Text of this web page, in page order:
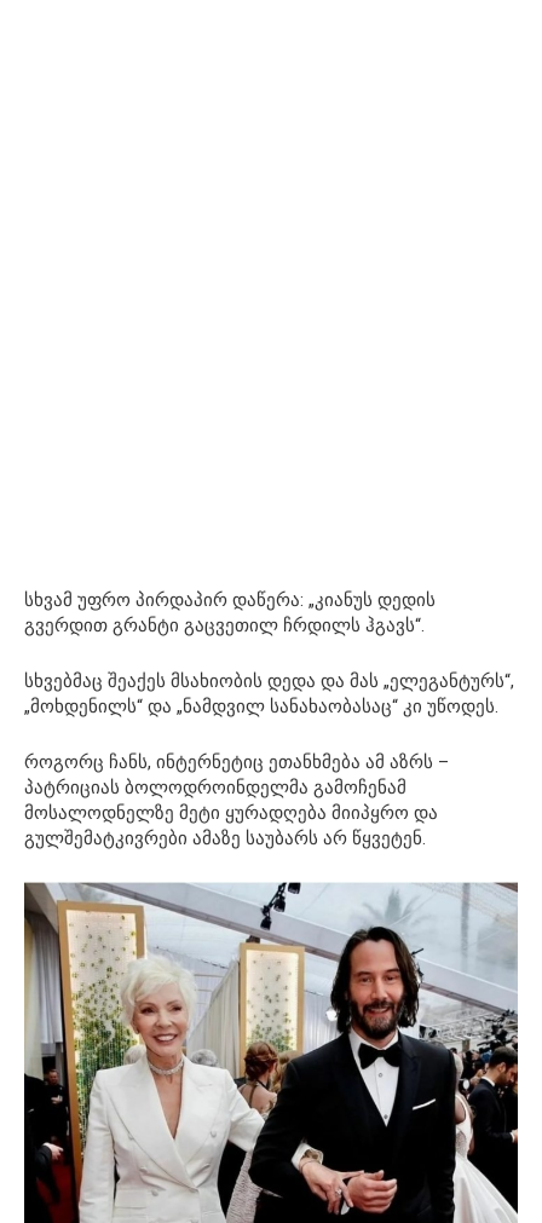
სხვამ უფრო პირდაპირ დაწერა: „კიანუს დედის
გვერდით გრანტი გაცვეთილ ჩრდილს ჰგავს“.
სხვებმაც შეაქეს მსახიობის დედა და მას „ელეგანტურს“,
„მოხდენილს“ და „ნამდვილ სანახაობასაც“ კი უწოდეს.
როგორც ჩანს, ინტერნეტიც ეთანხმება ამ აზრს –
პატრიციას ბოლოდროინდელმა გამოჩენამ
მოსალოდნელზე მეტი ყურადღება მიიპყრო და
გულშემატკივრები ამაზე საუბარს არ წყვეტენ.